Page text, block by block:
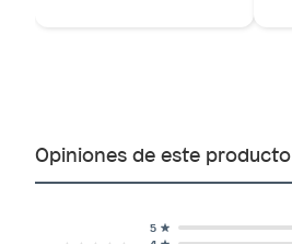
Opiniones de este producto
5